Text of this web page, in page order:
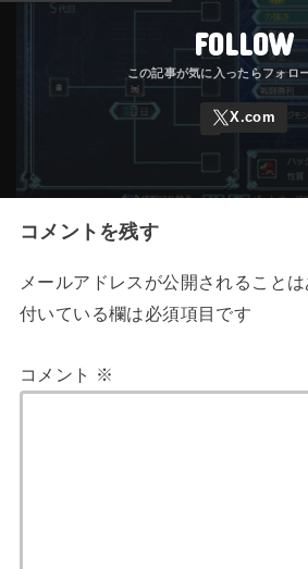
FOLLOW
コメントを残す
メールアドレスが公開されることは
付いている欄は必須項目です
コメント ※